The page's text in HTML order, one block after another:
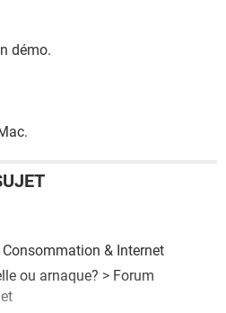
démo.
& Internet
ou arnaque? > Forum